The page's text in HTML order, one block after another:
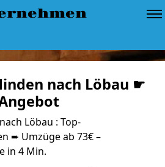
nach Löbau ☛
Löbau : Top-
➨ Umzüge ab 73€ –
in 4 Min.